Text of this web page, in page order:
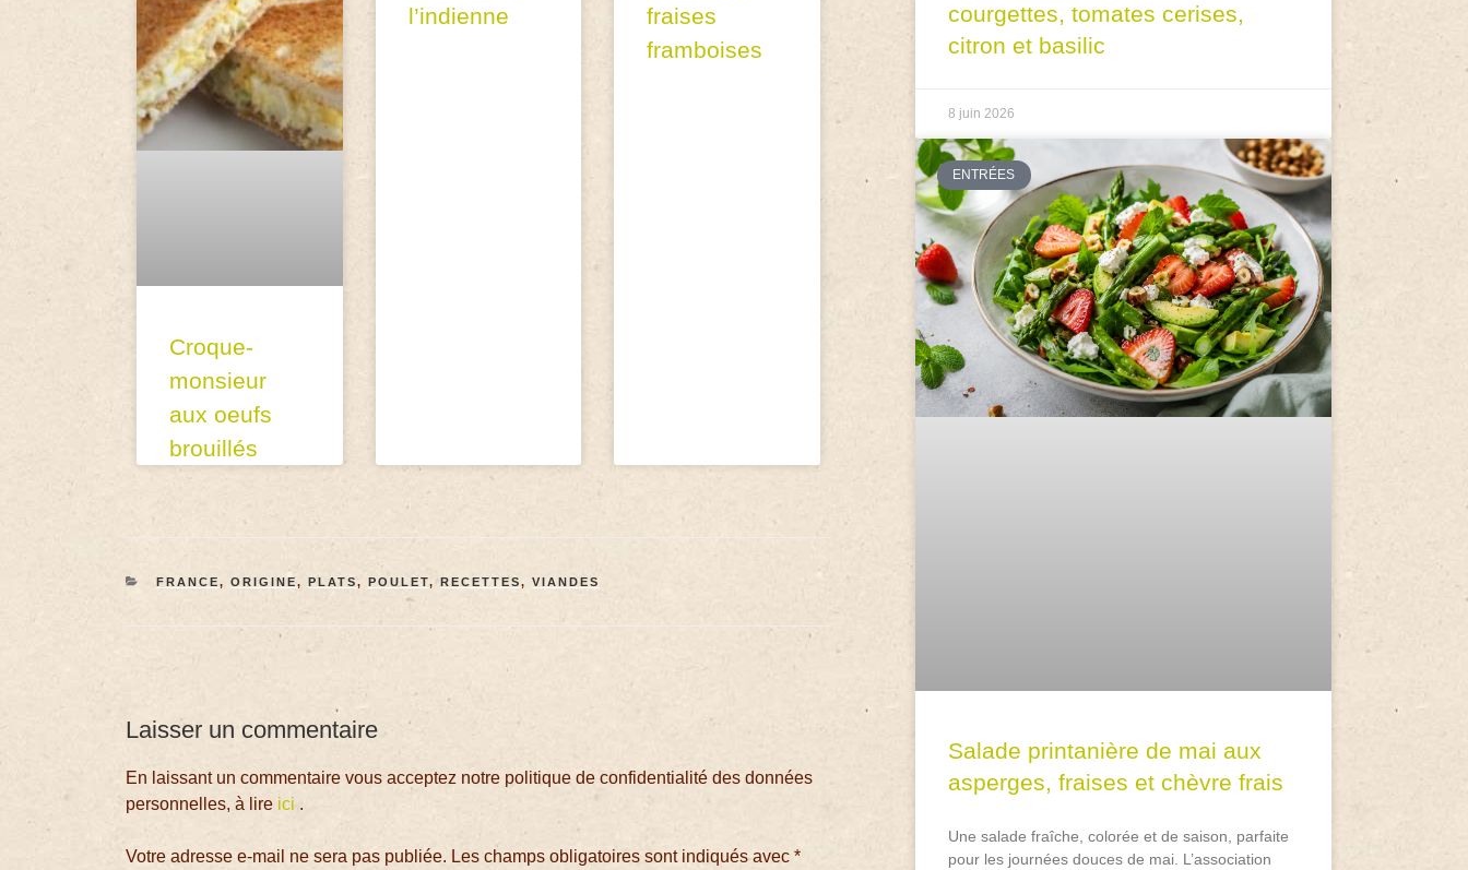
Croque-
monsieur
aux oeufs
brouillés
l’indienne
fraises
framboises
FRANCE, ORIGINE, PLATS, POULET, RECETTES, VIANDES
Laisser un commentaire
En laissant un commentaire vous acceptez notre politique de confidentialité des données
personnelles, à lire ici .
Votre adresse e-mail ne sera pas publiée. Les champs obligatoires sont indiqués avec*
courgettes, tomates cerises,
citron et basilic
8 juin 2026
ENTRÉES
Salade printanière de mai aux
asperges, fraises et chèvre frais
Une salade fraîche, colorée et de saison, parfaite
pour les journées douces de mai. L’association